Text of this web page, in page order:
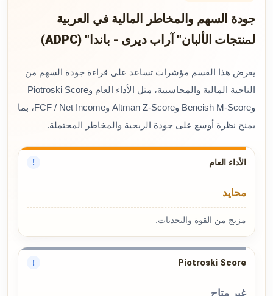
جودة السهم والمخاطر المالية في العربية
لمنتجات الألبان" آراب ديرى - باندا" (ADPC)
يعرض هذا القسم مؤشرات تساعد على قراءة جودة السهم من
الناحية المالية والمحاسبية، مثل الأداء العام وPiotroski Score
وBeneish M-Score وAltman Z-Score وFCF / Net Income، بما
يمنح نظرة أوسع على جودة الربحية والمخاطر المحتملة.
الأداء العام !
محايد
مزيج من القوة والتحديات.
Piotroski Score
!
غير متاح